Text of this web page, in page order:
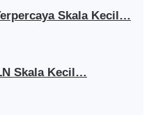
Skala Kecil…
Skala Kecil…